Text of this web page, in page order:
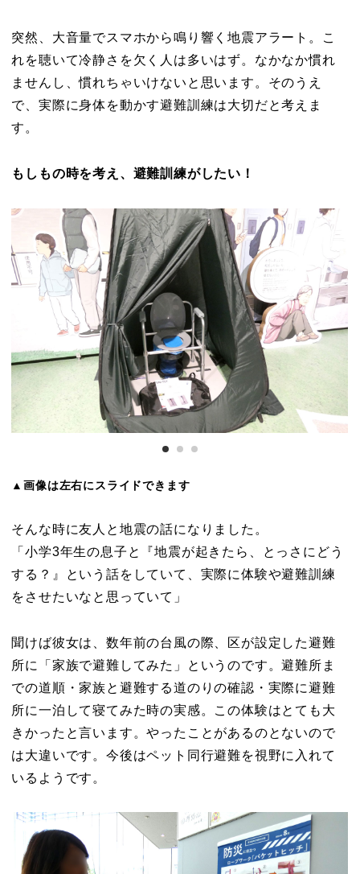
突然、大音量でスマホから鳴り響く地震アラート。こ
れを聴いて冷静さを欠く人は多いはず。なかなか慣れ
ませんし、慣れちゃいけないと思います。そのうえ
で、実際に身体を動かす避難訓練は大切だと考えま
す。
もしもの時を考え、避難訓練がしたい！
▲画像は左右にスライドできます
そんな時に友人と地震の話になりました。
「小学3年生の息子と『地震が起きたら、とっさにどう
する？』という話をしていて、実際に体験や避難訓練
をさせたいなと思っていて」
聞けば彼女は、数年前の台風の際、区が設定した避難
所に「家族で避難してみた」というのです。避難所ま
での道順・家族と避難する道のりの確認・実際に避難
所に一泊して寝てみた時の実感。この体験はとても大
きかったと言います。やったことがあるのとないので
は大違いです。今後はペット同行避難を視野に入れて
いるようです。